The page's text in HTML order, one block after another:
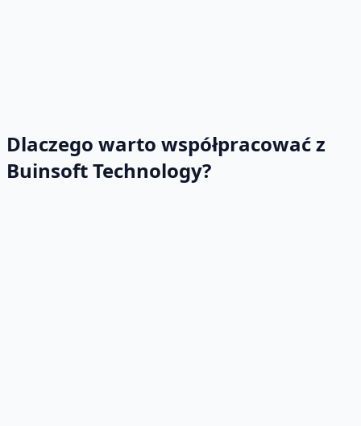
Dlaczego warto współpracować z
Buinsoft Technology?